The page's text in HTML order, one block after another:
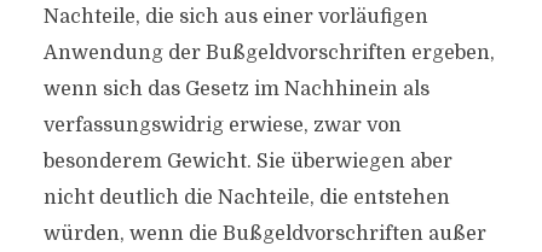
Nachteile, die sich aus einer vorläufigen
Anwendung der Bußgeldvorschriften ergeben,
wenn sich das Gesetz im Nachhinein als
verfassungswidrig erwiese, zwar von
besonderem Gewicht. Sie überwiegen aber
nicht deutlich die Nachteile, die entstehen
würden, wenn die Bußgeldvorschriften außer